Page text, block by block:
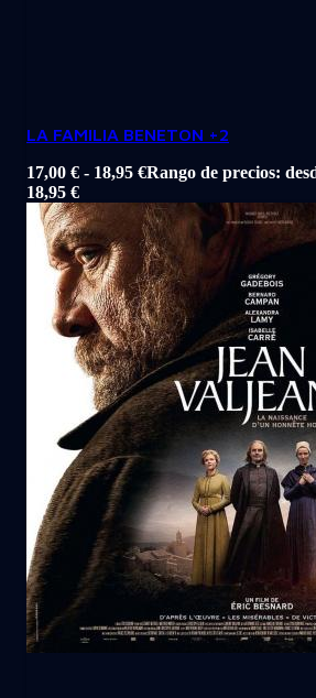
LA FAMILIA BENETON +2
17,00 € - 18,95 €Rango de precios:
18,95 €